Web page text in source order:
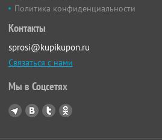
Политика конфиденциальности
Контакты
sprosi@kupikupon.ru
Связаться с нами
Мы в Соцсетях